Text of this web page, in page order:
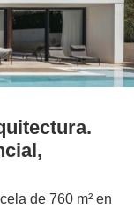
de 760 m² en